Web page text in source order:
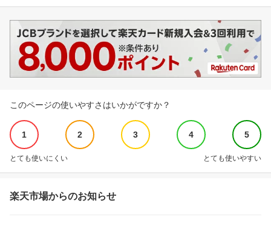
このページの使いやすさはいかがですか？
1 2 3 4 5
とても使いにくい とても使いやすい
楽天市場からのお知らせ